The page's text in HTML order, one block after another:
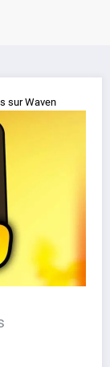
sur Waven